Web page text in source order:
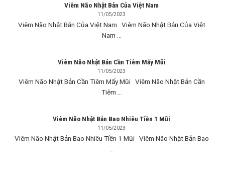
Viêm Não Nhật Bản Của Việt Nam
11/05/2023
Viêm Não Nhật Bản Của Việt Nam Viêm Não Nhật Bản Của Việt
Nam ...
Viêm Não Nhật Bản Cần Tiêm Mấy Mũi
11/05/2023
Viêm Não Nhật Bản Cần Tiêm Mấy Mũi Viêm Não Nhật Bản Cần
Tiêm ...
Viêm Não Nhật Bản Bao Nhiêu Tiền 1 Mũi
11/05/2023
Viêm Não Nhật Bản Bao Nhiêu Tiền 1 Mũi Viêm Não Nhật Bản Bao